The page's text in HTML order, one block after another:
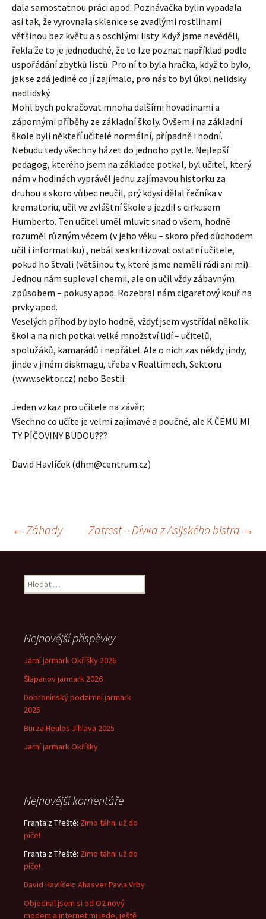
dala samostatnou práci apod. Poznávačka bylin vypadala
asi tak, že vyrovnala sklenice se zvadlými rostlinami
většinou bez květu a s oschlými listy. Když jsme nevěděli,
řekla že to je jednoduché, že to lze poznat například podle
uspořádání zbytků listů. Pro ní to byla hračka, když to bylo,
jak se zdá jediné co jí zajímalo, pro nás to byl úkol nelidsky
nadlidský.
Mohl bych pokračovat mnoha dalšími hovadinami a
zápornými příběhy ze základní školy. Ovšem i na základní
škole byli někteří učitelé normální, případně i hodní.
Nebudu tedy všechny házet do jednoho pytle. Nejlepší
pedagog, kterého jsem na základce potkal, byl učitel, který
nám v hodinách vyprávěl jednu zajímavou historku za
druhou a skoro vůbec neučil, prý kdysi dělal řečníka v
krematoriu, učil ve zvláštní škole a jezdil s cirkusem
Humberto. Ten učitel uměl mluvit snad o všem, hodně
rozuměl různým věcem (v jeho věku – skoro před důchodem
učil i informatiku) , nebál se skritizovat ostatní učitele,
pokud ho štvali (většinou ty, které jsme neměli rádi ani mi).
Jednou nám suploval chemii, ale on učil vždy zábavným
způsobem – pokusy apod. Rozebral nám cigaretový kouř na
prvky apod.
Veselých příhod by bylo hodně, vždyť jsem vystřídal několik
škol a na nich potkal velké množství lidí – učitelů,
spolužáků, kamarádů i nepřátel. Ale o nich zas někdy jindy,
jinde v jiném diskmagu, třeba v Realtimech, Sektoru
(www.sektor.cz) nebo Bestii.
Jeden vzkaz pro učitele na závěr:
Všechno co učíte je velmi zajímavé a poučné, ale K ČEMU MI
TY PÍČOVINY BUDOU???
David Havlíček (dhm@centrum.cz)
Navigace
pro
← Záhady Zatrest – Dívka z Asijského bistra →
Vyhledávání
Nejnovější příspěvky
Jarní jarmark Okříšky 2026
Šlapanov jarmark 2026
Dobronínský podzimní jarmark
2025
Burza Heulos Jihlava 2025
Jarní jarmark Okříšky
Nejnovější komentáře
Franta z Třeště: Zimo táhni už do
píče!
Franta z Třeště: Zimo táhni už do
píče!
David Havlíček: Ahasver Pavla Vrby
Objednal jsem si od O2 nový
modem a internet mi jede, ještě